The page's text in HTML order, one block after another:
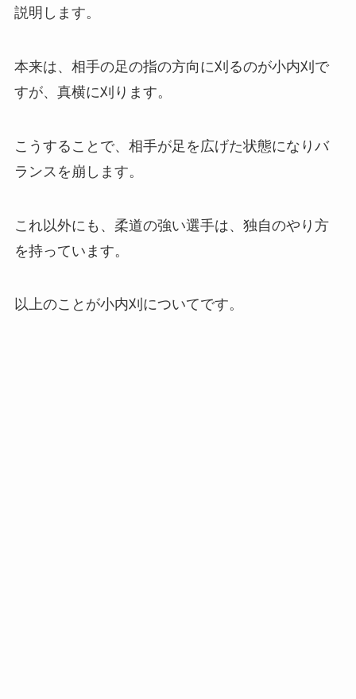
説明します。
本来は、相手の足の指の方向に刈るのが小内刈で
すが、真横に刈ります。
こうすることで、相手が足を広げた状態になりバ
ランスを崩します。
これ以外にも、柔道の強い選手は、独自のやり方
を持っています。
以上のことが小内刈についてです。